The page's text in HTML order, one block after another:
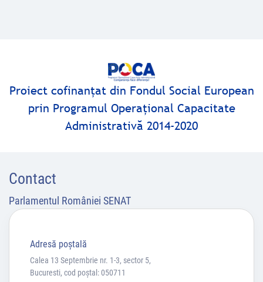
Proiect cofinanţat din Fondul Social European
prin Programul Operaţional Capacitate
Administrativă 2014-2020
Contact
Parlamentul României SENAT
Adresă poştală
Calea 13 Septembrie nr. 1-3, sector 5,
Bucuresti, cod poștal: 050711